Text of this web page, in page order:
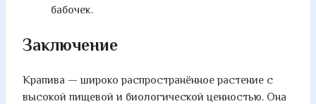
бабочек.
Заключение
Крапива — широко распространённое растение с
высокой пищевой и биологической ценностью. Она